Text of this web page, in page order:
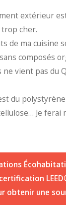
extérieur
trop cher.
de ma cuisine
composés
ne vient pas du
du
Je ferai
obtenir une